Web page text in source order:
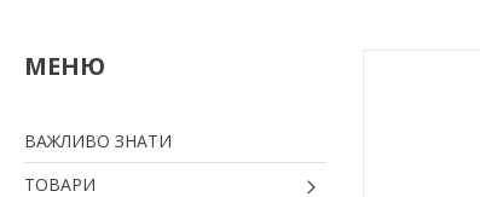
ВАЖЛИВО ЗНАТИ
ТОВАРИ